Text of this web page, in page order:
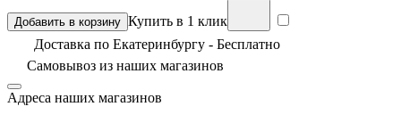
Добавить в корзину Купить в 1 клик
Доставка по Екатеринбургу - Бесплатно
Самовывоз из наших магазинов
Адреса наших магазинов